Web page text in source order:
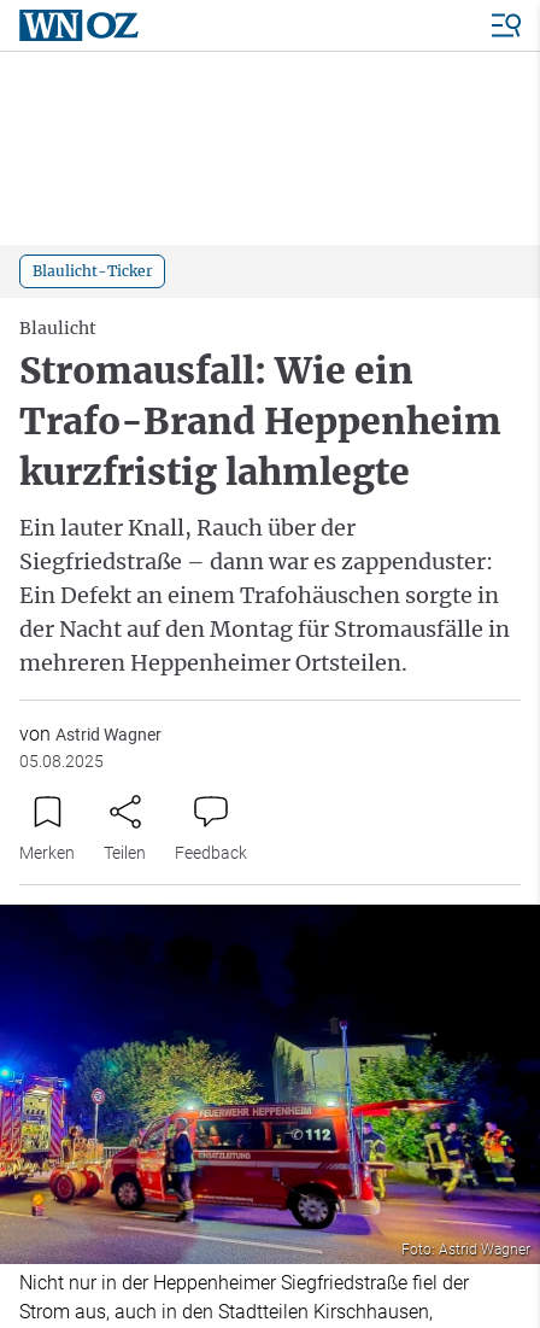
Blaulicht-Ticker
Blaulicht
Stromausfall: Wie ein
Trafo-Brand Heppenheim
kurzfristig lahmlegte
Ein lauter Knall, Rauch über der
Siegfriedstraße – dann war es zappenduster:
Ein Defekt an einem Trafohäuschen sorgte in
der Nacht auf den Montag für Stromausfälle in
mehreren Heppenheimer Ortsteilen.
von Astrid Wagner
05.08.2025
Merken Teilen Feedback
Foto: Astrid Wagner
Nicht nur in der Heppenheimer Siegfriedstraße fiel der
Strom aus, auch in den Stadtteilen Kirschhausen,